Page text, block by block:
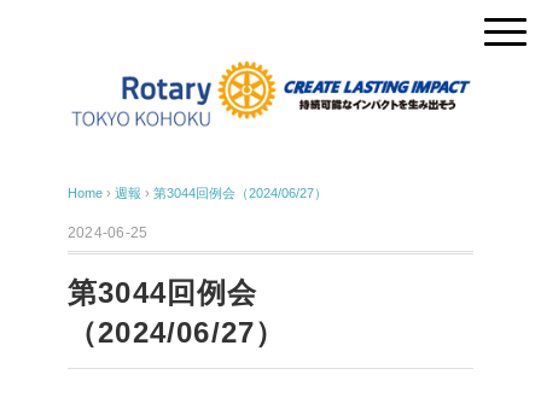
Home › 週報 › 第3044回例会（2024/06/27）
2024-06-25
第3044回例会
（2024/06/27）